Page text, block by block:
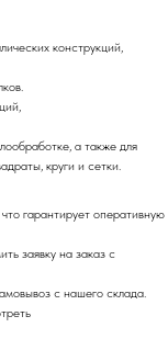
конструкций,
а также для
круги и сетки.
гарантирует оперативную
заявку на заказ с
с нашего склада.